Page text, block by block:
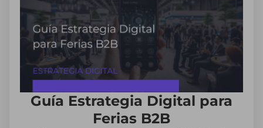
Guía Estrategia Digital para
Ferias B2B